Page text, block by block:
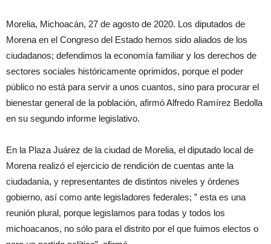
Morelia, Michoacán, 27 de agosto de 2020. Los diputados de
Morena en el Congreso del Estado hemos sido aliados de los
ciudadanos; defendimos la economía familiar y los derechos de
sectores sociales históricamente oprimidos, porque el poder
público no está para servir a unos cuantos, sino para procurar el
bienestar general de la población, afirmó Alfredo Ramírez Bedolla
en su segundo informe legislativo.
En la Plaza Juárez de la ciudad de Morelia, el diputado local de
Morena realizó el ejercicio de rendición de cuentas ante la
ciudadanía, y representantes de distintos niveles y órdenes
gobierno, así como ante legisladores federales; ” esta es una
reunión plural, porque legislamos para todas y todos los
michoacanos, no sólo para el distrito por el que fuimos electos o